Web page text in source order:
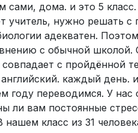
сами, дома. и это 5
учитель, нужно решать
адекватен.
с обычной школой.
с пройдённой
английский. каждый
переводимся. У нас
ли вам постоянные
класс из 31